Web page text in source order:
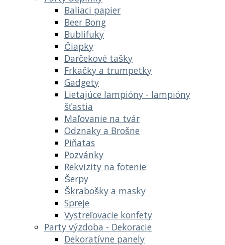
Baliaci papier
Beer Bong
Bublifuky
Čiapky
Darčekové tašky
Frkačky a trumpetky
Gadgety
Lietajúce lampióny - lampióny
šťastia
Maľovanie na tvár
Odznaky a Brošne
Piňatas
Pozvánky
Rekvizity na fotenie
Šerpy
Škrabošky a masky
Spreje
Vystreľovacie konfety
Party výzdoba - Dekoracie
Dekoratívne panely